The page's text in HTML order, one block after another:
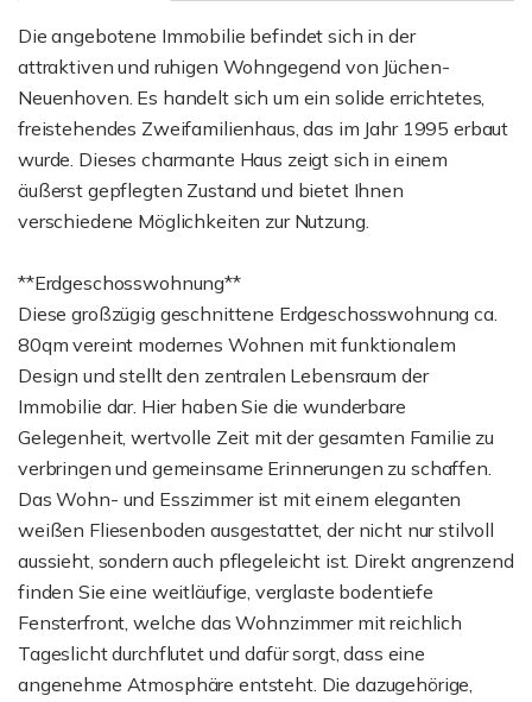
Die angebotene Immobilie befindet sich in der
attraktiven und ruhigen Wohngegend von Jüchen-
Neuenhoven. Es handelt sich um ein solide errichtetes,
freistehendes Zweifamilienhaus, das im Jahr 1995 erbaut
wurde. Dieses charmante Haus zeigt sich in einem
äußerst gepflegten Zustand und bietet Ihnen
verschiedene Möglichkeiten zur Nutzung.
**Erdgeschosswohnung**
Diese großzügig geschnittene Erdgeschosswohnung ca.
80qm vereint modernes Wohnen mit funktionalem
Design und stellt den zentralen Lebensraum der
Immobilie dar. Hier haben Sie die wunderbare
Gelegenheit, wertvolle Zeit mit der gesamten Familie zu
verbringen und gemeinsame Erinnerungen zu schaffen.
Das Wohn- und Esszimmer ist mit einem eleganten
weißen Fliesenboden ausgestattet, der nicht nur stilvoll
aussieht, sondern auch pflegeleicht ist. Direkt angrenzend
finden Sie eine weitläufige, verglaste bodentiefe
Fensterfront, welche das Wohnzimmer mit reichlich
Tageslicht durchflutet und dafür sorgt, dass eine
angenehme Atmosphäre entsteht. Die dazugehörige,